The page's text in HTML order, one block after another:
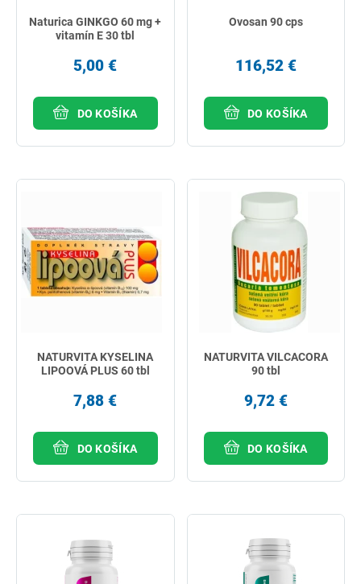
Naturica GINKGO 60 mg +
vitamín E 30 tbl
5,00 €
DO KOŠÍKA
Ovosan 90 cps
116,52 €
DO KOŠÍKA
NATURVITA KYSELINA
LIPOOVÁ PLUS 60 tbl
7,88 €
DO KOŠÍKA
NATURVITA VILCACORA
90 tbl
9,72 €
DO KOŠÍKA